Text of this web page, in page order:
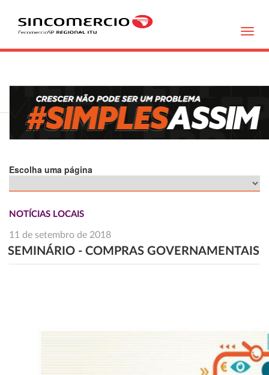
Escolha uma página
NOTÍCIAS LOCAIS
11 de setembro de 2018
SEMINÁRIO - COMPRAS GOVERNAMENTAIS